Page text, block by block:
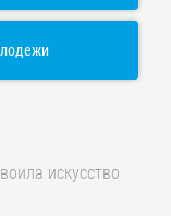
искусство